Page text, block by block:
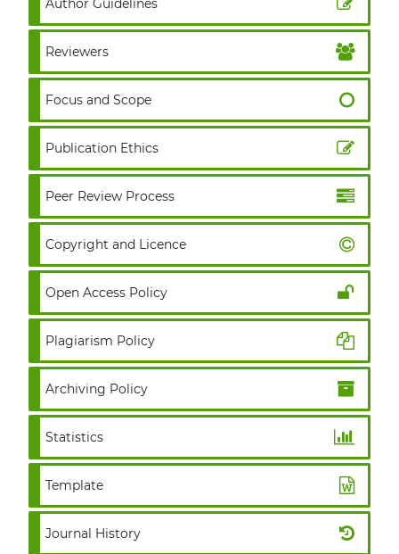
Author Guidelines
Reviewers
Focus and Scope
Publication Ethics
Peer Review Process
Copyright and Licence
Open Access Policy
Plagiarism Policy
Archiving Policy
Statistics
Template
Journal History